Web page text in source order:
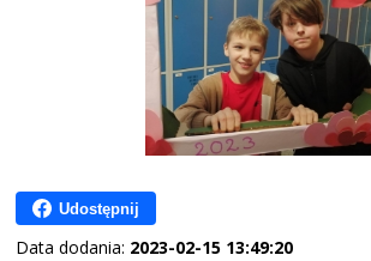
Udostępnij
Data dodania: 2023-02-15 13:49:20